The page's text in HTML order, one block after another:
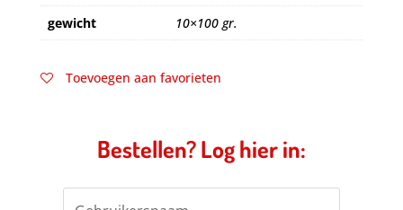
gewicht 10×100 gr.
Toevoegen aan favorieten
Bestellen? Log hier in: